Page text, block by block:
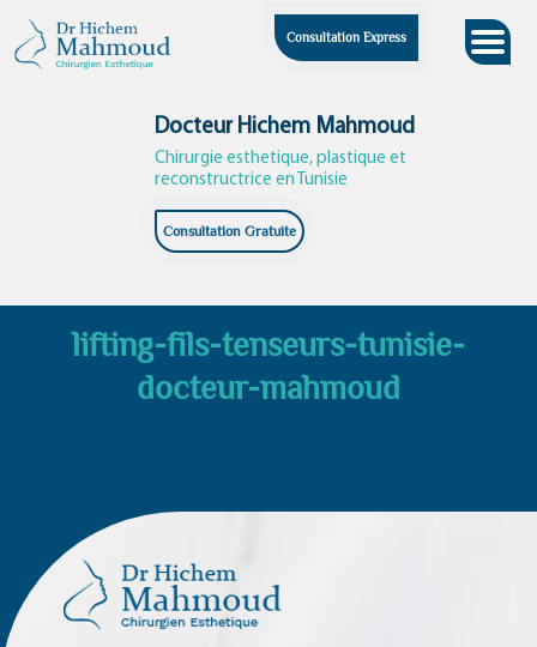
content
Consultation Express
Docteur Hichem Mahmoud
Chirurgie esthetique, plastique et
reconstructrice en Tunisie
Consultation Gratuite
lifting-fils-tenseurs-tunisie-
docteur-mahmoud